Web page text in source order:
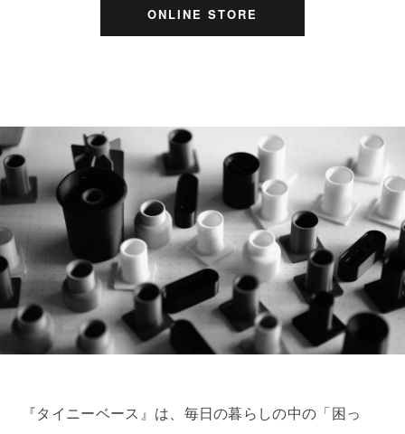
ONLINE STORE
『タイニーベース』は、毎日の暮らしの中の「困っ